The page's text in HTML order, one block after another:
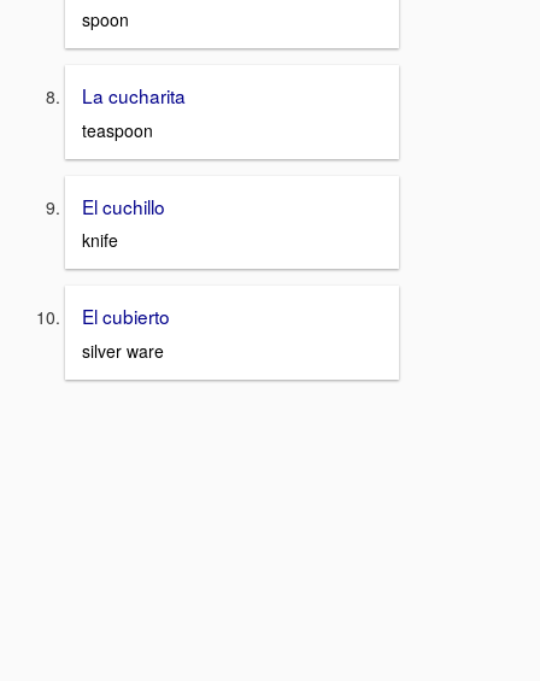
spoon
La cucharita
teaspoon
El cuchillo
knife
El cubierto
silver ware